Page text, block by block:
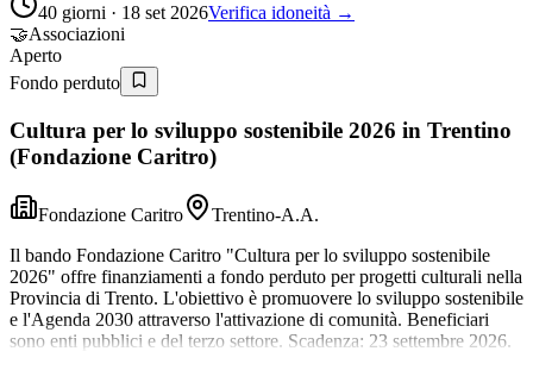
40 giorni · 18 set 2026Verifica idoneità →
🤝Associazioni
Aperto
Fondo perduto
Cultura per lo sviluppo sostenibile 2026 in Trentino
(Fondazione Caritro)
Fondazione Caritro
Trentino-A.A.
Il bando Fondazione Caritro "Cultura per lo sviluppo sostenibile
2026" offre finanziamenti a fondo perduto per progetti culturali nella
Provincia di Trento. L'obiettivo è promuovere lo sviluppo sostenibile
e l'Agenda 2030 attraverso l'attivazione di comunità. Beneficiari
sono enti pubblici e del terzo settore. Scadenza: 23 settembre 2026.